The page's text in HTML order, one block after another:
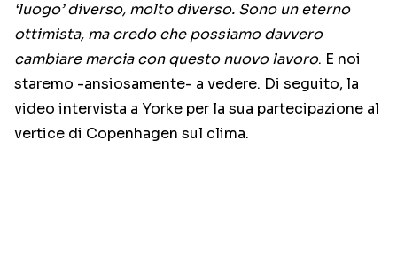
‘luogo’ diverso, molto diverso. Sono un eterno
ottimista, ma credo che possiamo davvero
cambiare marcia con questo nuovo lavoro. E noi
staremo -ansiosamente- a vedere. Di seguito, la
video intervista a Yorke per la sua partecipazione al
vertice di Copenhagen sul clima.